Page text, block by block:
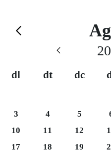
Saltar el
dl dt dc
Dilluns 3
3 Dimarts 4
4 Dimecres
5
Dilluns 10
10 Dimarts 11
11 Dimecres
12
Dilluns 17
17 Dimarts 18
18 Dimecres
19